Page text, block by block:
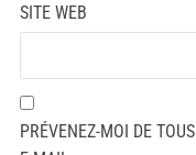
SITE WEB
PRÉVENEZ-MOI DE